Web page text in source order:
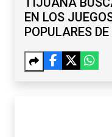
EN LOS
POPULARES